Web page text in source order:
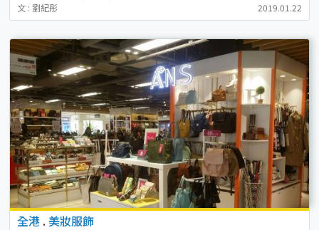
文 : 劉紀彤 2019.01.22
全港 . 美妝服飾